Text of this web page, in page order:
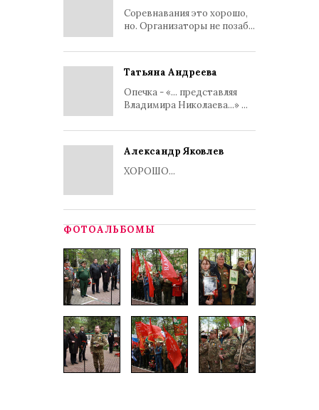
Соревнавания это хорошо,
но. Организаторы не позаб...
Татьяна Андреева
Опечка - «... представляя
Владимира Николаева...» ...
Александр Яковлев
ХОРОШО...
ФОТОАЛЬБОМЫ